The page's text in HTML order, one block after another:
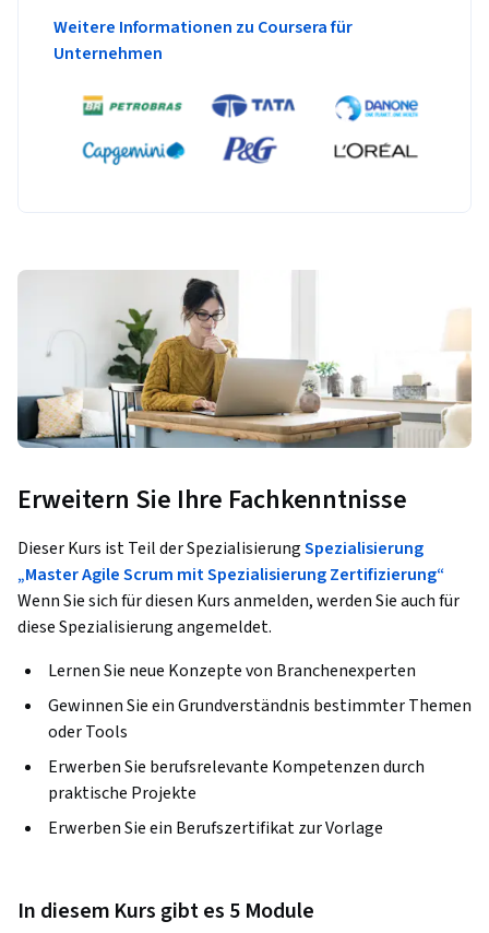
Weitere Informationen zu Coursera für
Unternehmen
Erweitern Sie Ihre Fachkenntnisse
Dieser Kurs ist Teil der SpezialisierungSpezialisierung
„Master Agile Scrum mit Spezialisierung Zertifizierung“
Wenn Sie sich für diesen Kurs anmelden, werden Sie auch für
diese Spezialisierung angemeldet.
Lernen Sie neue Konzepte von Branchenexperten
Gewinnen Sie ein Grundverständnis bestimmter Themen
oder Tools
Erwerben Sie berufsrelevante Kompetenzen durch
praktische Projekte
Erwerben Sie ein Berufszertifikat zur Vorlage
In diesem Kurs gibt es 5 Module